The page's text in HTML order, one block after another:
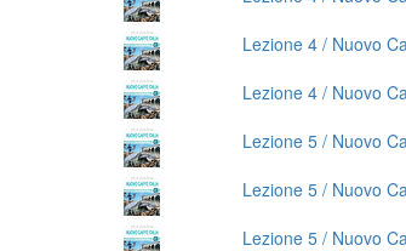
Lezione 4 / Nuovo
Lezione 4 / Nuovo
Lezione 5 / Nuovo
Lezione 5 / Nuovo
Lezione 5 / Nuovo